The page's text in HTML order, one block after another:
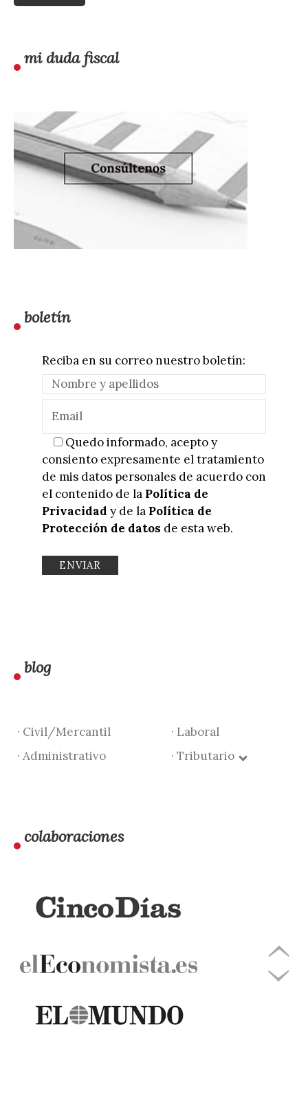
mi duda fiscal
boletín
Reciba en su correo nuestro boletín:
Quedo informado, acepto y
consiento expresamente el tratamiento
de mis datos personales de acuerdo con
el contenido de la Política de
Privacidad y de la Política de
Protección de datos de esta web.
blog
· Civil/Mercantil
· Laboral
· Administrativo
· Tributario
colaboraciones